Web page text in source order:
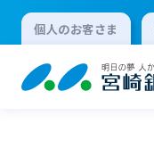
個人のお客さま